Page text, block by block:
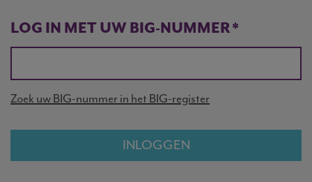
LOG IN MET UW BIG-NUMMER
Zoek uw BIG-nummer in het BIG-register